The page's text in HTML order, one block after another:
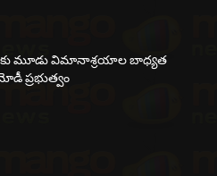
కు మూడు విమానాశ్రయాల బాధ్యత
ప్రభుత్వం